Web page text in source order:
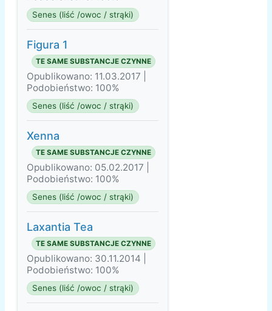
Senes (liść /owoc / strąki)
Figura 1
TE SAME SUBSTANCJE CZYNNE
Opublikowano: 11.03.2017 |
Podobieństwo: 100%
Senes (liść /owoc / strąki)
Xenna
TE SAME SUBSTANCJE CZYNNE
Opublikowano: 05.02.2017 |
Podobieństwo: 100%
Senes (liść /owoc / strąki)
Laxantia Tea
TE SAME SUBSTANCJE CZYNNE
Opublikowano: 30.11.2014 |
Podobieństwo: 100%
Senes (liść /owoc / strąki)